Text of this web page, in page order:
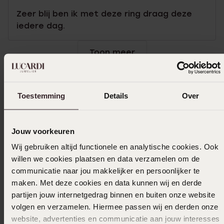
Toestemming Details Over
Jouw voorkeuren
Wij gebruiken altijd functionele en analytische cookies. Ook
willen we cookies plaatsen en data verzamelen om de
communicatie naar jou makkelijker en persoonlijker te
maken. Met deze cookies en data kunnen wij en derde
partijen jouw internetgedrag binnen en buiten onze website
volgen en verzamelen. Hiermee passen wij en derden onze
website, advertenties en communicatie aan jouw interesses
Zeer blij ben ik met deze ring draag deze
iedere dag.
Toon meer
Selecteer maat & bestel
Ook leuk voor jou